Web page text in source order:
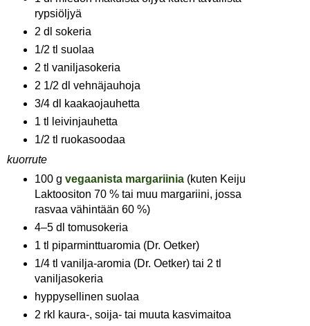
rypsiöljyä
2 dl sokeria
1/2 tl suolaa
2 tl vaniljasokeria
2 1/2 dl vehnäjauhoja
3/4 dl kaakaojauhetta
1 tl leivinjauhetta
1/2 tl ruokasoodaa
kuorrute
100 g vegaanista margariinia(kuten Keiju
Laktoositon 70 % tai muu margariini, jossa
rasvaa vähintään 60 %)
4–5 dl tomusokeria
1 tl piparminttuaromia (Dr. Oetker)
1/4 tl vanilja-aromia (Dr. Oetker) tai 2 tl
vaniljasokeria
hyppysellinen suolaa
2 rkl kaura-, soija- tai muuta kasvimaitoa